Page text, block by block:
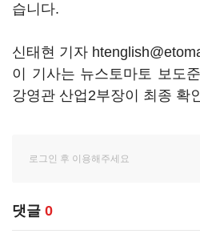
습니다.
신태현 기자
이 기사는 뉴스토마토 보도
강영관 산업2부장이 최종 확
댓글 0